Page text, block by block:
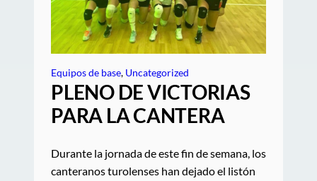
Equipos de base, Uncategorized
PLENO DE VICTORIAS
PARA LA CANTERA
Durante la jornada de este fin de semana, los
canteranos turolenses han dejado el listón